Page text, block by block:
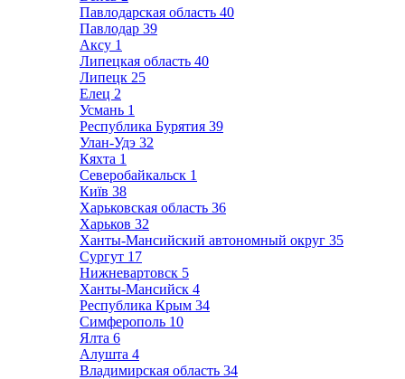
Павлодарская область 40
Павлодар 39
Аксу 1
Липецкая область 40
Липецк 25
Елец 2
Усмань 1
Республика Бурятия 39
Улан-Удэ 32
Кяхта 1
Северобайкальск 1
Київ 38
Харьковская область 36
Харьков 32
Ханты-Мансийский автономный округ 35
Сургут 17
Нижневартовск 5
Ханты-Мансийск 4
Республика Крым 34
Симферополь 10
Ялта 6
Алушта 4
Владимирская область 34